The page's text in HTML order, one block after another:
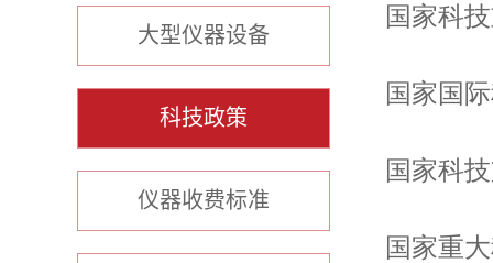
大型仪器设备
科技政策
仪器收费标准
国家科
国家国
国家科
国家重